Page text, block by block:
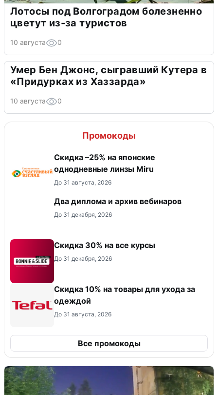
Лотосы под Волгоградом болезненно
цветут из-за туристов
10 августа 0
Умер Бен Джонс, сыгравший Кутера в
«Придурках из Хаззарда»
10 августа 0
Промокоды
Скидка –25% на японские
однодневные линзы Miru
До 31 августа, 2026
Два диплома и архив вебинаров
До 31 декабря, 2026
Скидка 30% на все курсы
До 31 декабря, 2026
Скидка 10% на товары для ухода за
одеждой
До 31 августа, 2026
Все промокоды